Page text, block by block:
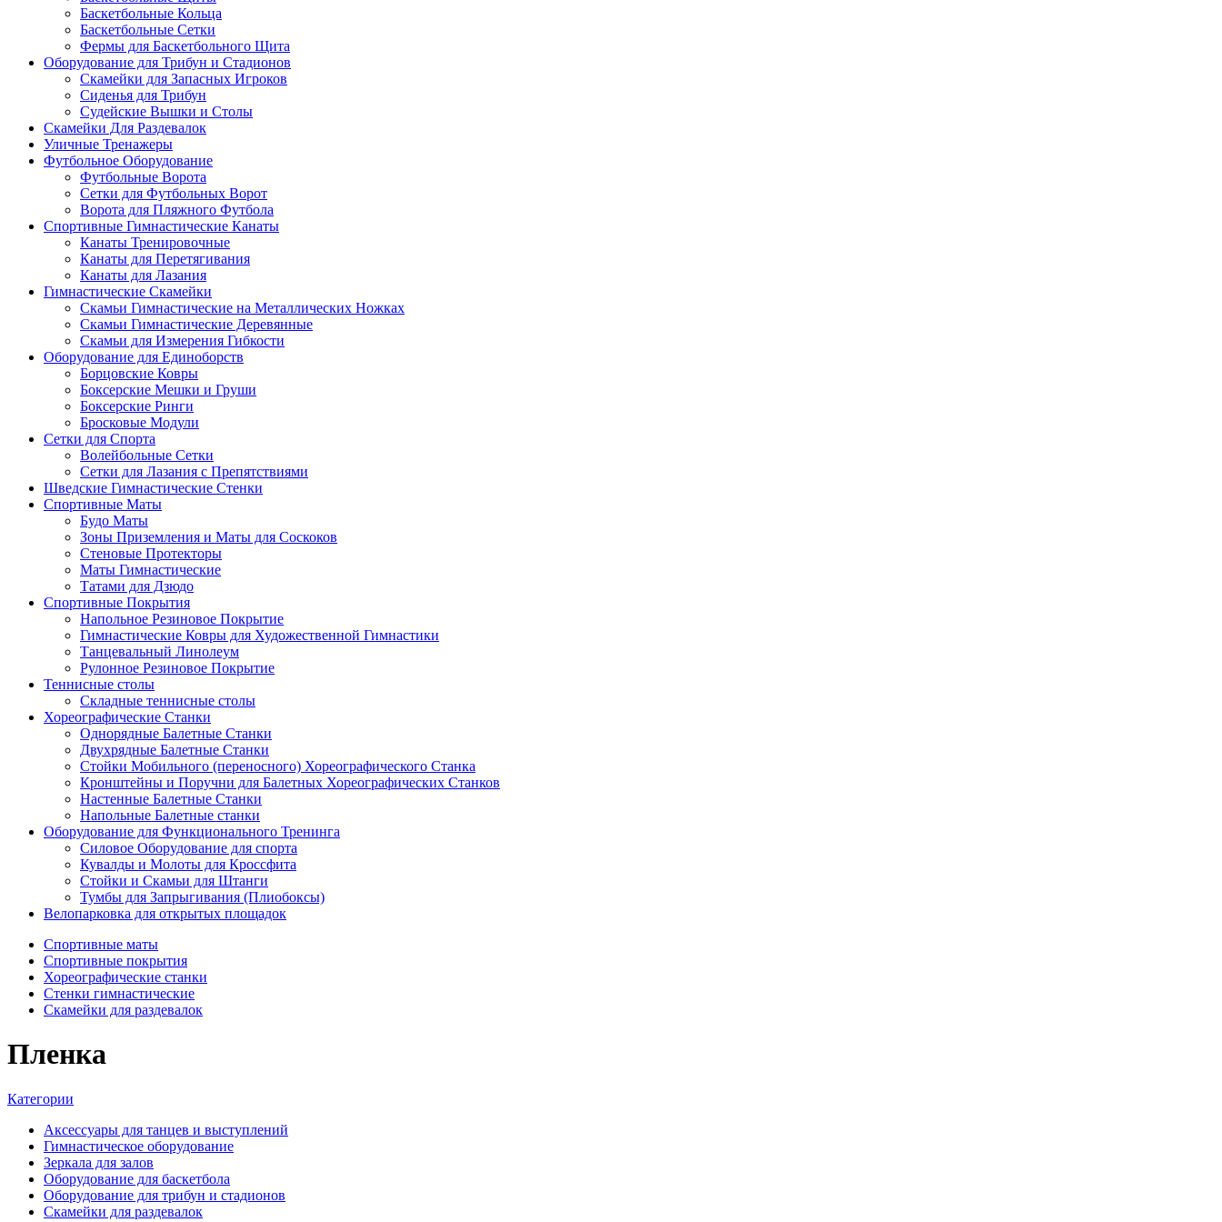
Баскетбольные Кольца
Баскетбольные Сетки
Фермы для Баскетбольного Щита
Оборудование для Трибун и Стадионов
Скамейки для Запасных Игроков
Сиденья для Трибун
Судейские Вышки и Столы
Скамейки Для Раздевалок
Уличные Тренажеры
Футбольное Оборудование
Футбольные Ворота
Сетки для Футбольных Ворот
Ворота для Пляжного Футбола
Спортивные Гимнастические Канаты
Канаты Тренировочные
Канаты для Перетягивания
Канаты для Лазания
Гимнастические Скамейки
Скамьи Гимнастические на Металлических Ножках
Скамьи Гимнастические Деревянные
Скамьи для Измерения Гибкости
Оборудование для Единоборств
Борцовские Ковры
Боксерские Мешки и Груши
Боксерские Ринги
Бросковые Модули
Сетки для Спорта
Волейбольные Сетки
Сетки для Лазания с Препятствиями
Шведские Гимнастические Стенки
Спортивные Маты
Будо Маты
Зоны Приземления и Маты для Соскоков
Стеновые Протекторы
Маты Гимнастические
Татами для Дзюдо
Спортивные Покрытия
Напольное Резиновое Покрытие
Гимнастические Ковры для Художественной Гимнастики
Танцевальный Линолеум
Рулонное Резиновое Покрытие
Теннисные столы
Складные теннисные столы
Хореографические Станки
Однорядные Балетные Станки
Двухрядные Балетные Станки
Стойки Мобильного (переносного) Хореографического Станка
Кронштейны и Поручни для Балетных Хореографических Станков
Настенные Балетные Станки
Напольные Балетные станки
Оборудование для Функционального Тренинга
Силовое Оборудование для спорта
Кувалды и Молоты для Кроссфита
Стойки и Скамьи для Штанги
Тумбы для Запрыгивания (Плиобоксы)
Велопарковка для открытых площадок
Спортивные маты
Спортивные покрытия
Хореографические станки
Стенки гимнастические
Скамейки для раздевалок
Пленка
Категории
Аксессуары для танцев и выступлений
Гимнастическое оборудование
Зеркала для залов
Оборудование для баскетбола
Оборудование для трибун и стадионов
Скамейки для раздевалок